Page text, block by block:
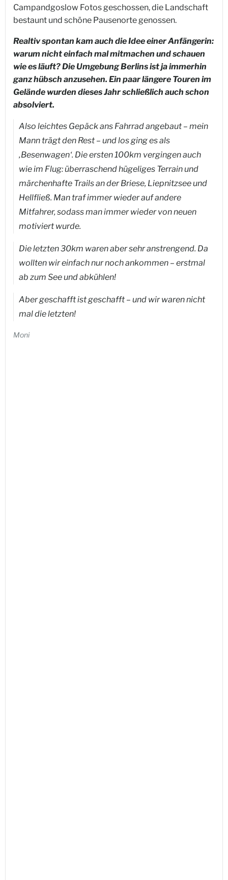
Campandgoslow Fotos geschossen, die Landschaft
bestaunt und schöne Pausenorte genossen.
Realtiv spontan kam auch die Idee einer Anfängerin:
warum nicht einfach mal mitmachen und schauen
wie es läuft? Die Umgebung Berlins ist ja immerhin
ganz hübsch anzusehen. Ein paar längere Touren im
Gelände wurden dieses Jahr schließlich auch schon
absolviert.
Also leichtes Gepäck ans Fahrrad angebaut – mein
Mann trägt den Rest – und los ging es als
‚Besenwagen‘. Die ersten 100km vergingen auch
wie im Flug: überraschend hügeliges Terrain und
märchenhafte Trails an der Briese, Liepnitzsee und
Hellfließ. Man traf immer wieder auf andere
Mitfahrer, sodass man immer wieder von neuen
motiviert wurde.
Die letzten 30km waren aber sehr anstrengend. Da
wollten wir einfach nur noch ankommen – erstmal
ab zum See und abkühlen!
Aber geschafft ist geschafft – und wir waren nicht
mal die letzten!
Moni